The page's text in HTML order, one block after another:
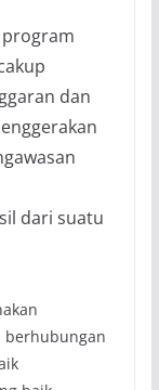
dan
dari suatu
berhubungan